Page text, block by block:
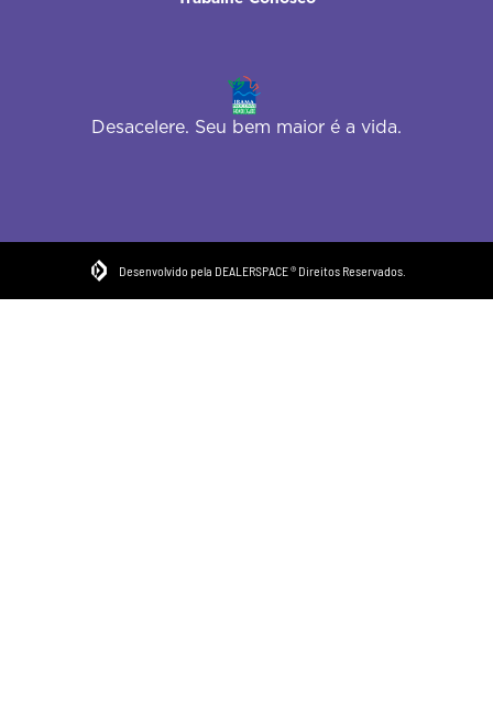
Desacelere. Seu bem maior é a vida.
Desenvolvido pela DEALERSPACE ® Direitos Reservados.